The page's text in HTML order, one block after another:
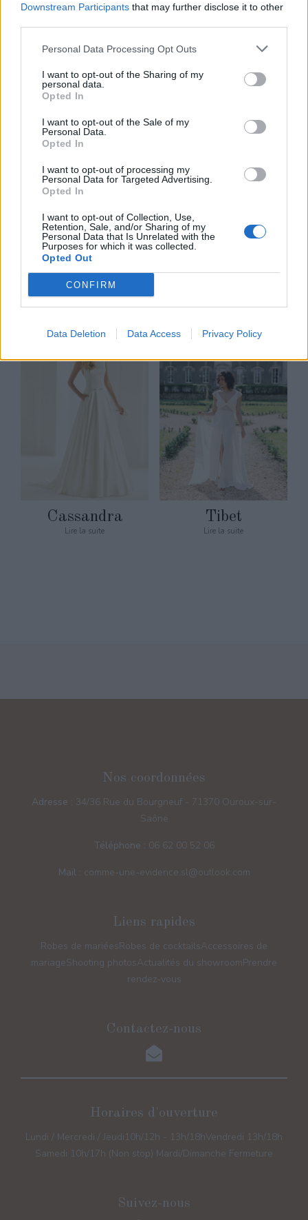
Downstream Participants that may further disclose it to other
Personal Data Processing Opt Outs
I want to opt-out of the Sharing of my
personal data.
Opted In
I want to opt-out of the Sale of my
Personal Data.
Opted In
I want to opt-out of processing my
Personal Data for Targeted Advertising.
Opted In
I want to opt-out of Collection, Use,
Retention, Sale, and/or Sharing of my
Personal Data that Is Unrelated with the
Purposes for which it was collected.
Opted Out
CONFIRM
Data Deletion Data Access Privacy Policy
Catégorie :Robe
Marque :Bianco Evento
Produits similaires
Samanta
Lire la suite
Danube
Cassandra
Lire la suite
Tibet
Lire la suite
Nos coordonnées
Adresse : 34/36 Rue du Bourgneuf - 71370 Ouroux-sur-
Saône
Téléphone : 06 62 00 52 06
Mail : comme-une-evidence.sl@outlook.com
Liens rapides
Robes de mariéesRobes de cocktailsAccessoires de
mariageShooting photosActualités du showroomPrendre
rendez-vous
Contactez-nous
Horaires d'ouverture
Lundi / Mercredi / Jeudi10h/12h - 13h/18hVendredi 13h/18h
Samedi 10h/17h (Non stop) Mardi/Dimanche Fermeture
Suivez-nous